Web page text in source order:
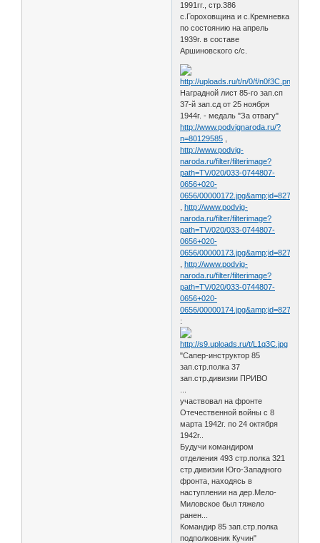
1991гг., стр.386
с.Гороховщина и с.Кремневка
по состоянию на апрель
1939г. в составе
Аршиновского с/с.
Наградной лист 85-го зап.сп
37-й зап.сд от 25 ноября
1944г. - медаль "За отвагу"
http://www.podvignaroda.ru/?
n=80129585
http://www.podvig-
naroda.ru/filter/filterimage?
path=TV/020/033-0744807-
0656+020-
0656/
,http://www.podvig-
naroda.ru/filter/filterimage?
path=TV/020/033-0744807-
0656+020-
0656/
,http://www.podvig-
naroda.ru/filter/filterimage?
path=TV/020/033-0744807-
0656+020-
0656/
:
"Сапер-инструктор 85
зап.стр.полка 37
зап.стр.дивизии ПРИВО
участвовал на фронте
Отечественной войны с 8
марта 1942г. по 24 октября
1942г..
Будучи командиром
отделения 493 стр.полка 321
стр.дивизии Юго-Западного
фронта, находясь в
наступлении на дер.Мело-
Миловское был тяжело
ранен...
Командир 85 зап.стр.полка
подполковник Кучин"